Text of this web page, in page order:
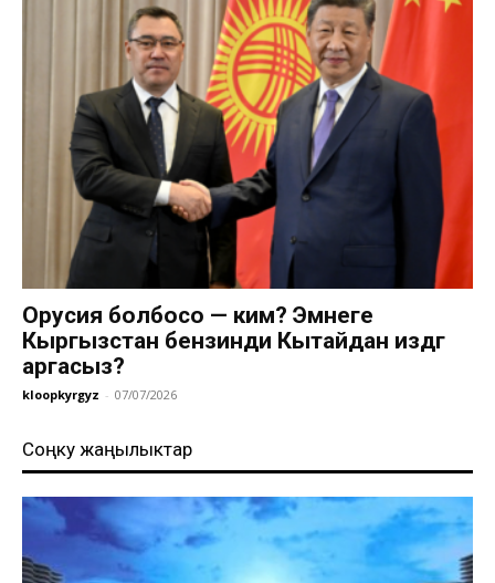
Орусия болбосо — ким? Эмнеге
Кыргызстан бензинди Кытайдан издөөгө
аргасыз?
kloopkyrgyz - 07/07/2026
Соңку жаңылыктар